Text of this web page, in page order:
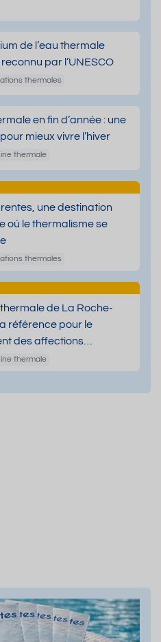
de l’eau thermale
reconnu par l’UNESCO
thermales
en fin d’année : une
mieux vivre l’hiver
thermale
une destination
où le thermalisme se
thermales
de La Roche-
référence pour le
des affections
thermale